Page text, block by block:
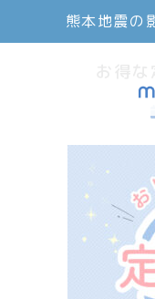
熊本地震の